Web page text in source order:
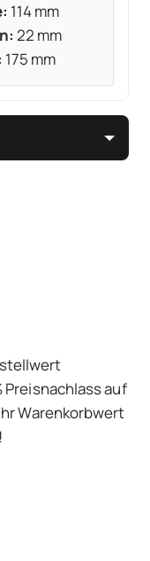
114 mm
22 mm
175 mm
Preisnachlass auf
Warenkorbwert